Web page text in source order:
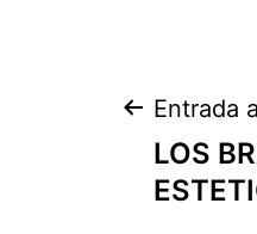
de
Entrada
LOS